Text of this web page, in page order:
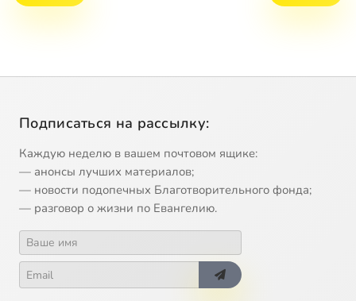
Подписаться на рассылку:
Каждую неделю в вашем почтовом ящике:
— анонсы лучших материалов;
— новости подопечных Благотворительного фонда;
— разговор о жизни по Евангелию.